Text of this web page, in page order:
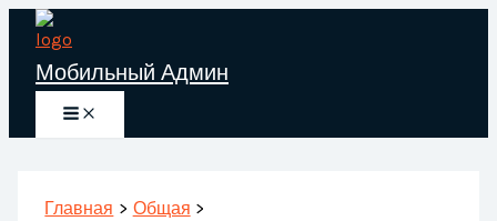
Перейти
содержимому
Мобильный Админ
Главная
Общая